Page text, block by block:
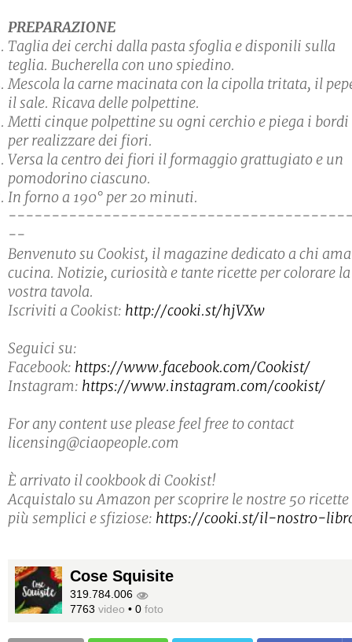
PREPARAZIONE
Taglia dei cerchi dalla pasta sfoglia e disponili sulla
teglia. Bucherella con uno spiedino.
Mescola la carne macinata con la cipolla tritata, il
il sale. Ricava delle polpettine.
Metti cinque polpettine su ogni cerchio e piega i bordi
per realizzare dei fiori.
Versa la centro dei fiori il formaggio grattugiato e un
pomodorino ciascuno.
In forno a 190° per 20 minuti.
--
Benvenuto su Cookist, il magazine dedicato a chi
cucina. Notizie, curiosità e tante ricette per colorare la
vostra tavola.
Iscriviti a Cookist: http://cooki.st/hjVXw
Seguici su:
Facebook: https://www.facebook.com/Cookist/
Instagram: https://www.instagram.com/cookist/
For any content use please feel free to contact
licensing@ciaopeople.com
È arrivato il cookbook di Cookist!
Acquistalo su Amazon per scoprire le nostre 50 ricette
più semplici e sfiziose: https://cooki.st/il-nostro-
Cose Squisite
319.784.006
7763 video • 0 foto